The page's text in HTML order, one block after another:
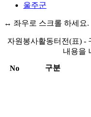
울주군
↔ 좌우로 스크롤 하세요.
자원봉사활동터전(표) -
내용을
No 구분